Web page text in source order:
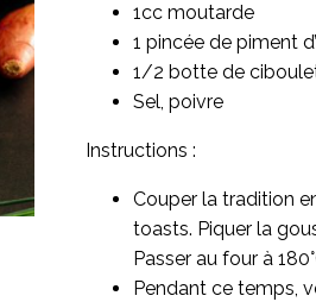
1cc moutarde
1 pincée de piment
1/2 botte de
Sel, poivre
Instructions :
Couper la tradition
toasts. Piquer la
Passer au four à
Pendant ce temps,